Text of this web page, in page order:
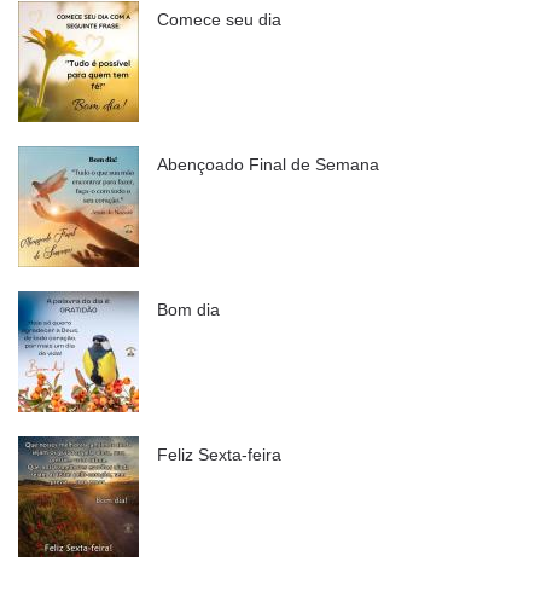
Comece seu dia
Abençoado Final de Semana
Bom dia
Feliz Sexta-feira